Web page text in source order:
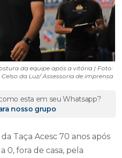
da equipe após a vitória | Foto:
Celso da Luz/ Assessoria de imprensa
esta em seu Whatsapp?
nosso grupo
Taça Acesc 70 anos após
0, fora de casa, pela